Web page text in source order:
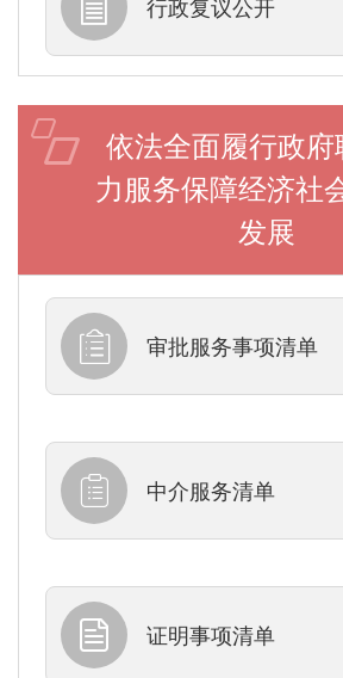
行政复议公开
依法全面履行政府
力服务保障经济社
发展
审批服务事项清单
中介服务清单
证明事项清单